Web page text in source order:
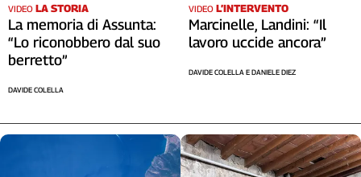
VIDEO LA STORIA
La memoria di Assunta:
“Lo riconobbero dal suo
berretto”
DAVIDE COLELLA
VIDEO L’INTERVENTO
Marcinelle, Landini: “Il
lavoro uccide ancora”
DAVIDE COLELLA E DANIELE DIEZ